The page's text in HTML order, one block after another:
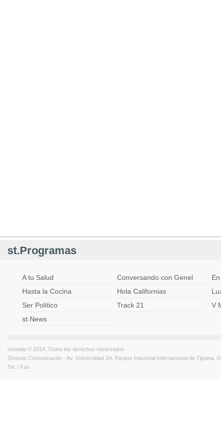
st.Programas
A tu Salud Conversando con Genel
Hasta la Cocina
Hola Californias
Ser Político
Track 21
V
st.News
stmedia © 2014. Todos los derechos reservados.
Síntesis Comunicación - Av. Universidad 2A, Parque Industrial Internacional de Tijuana,
Tel. | Fax